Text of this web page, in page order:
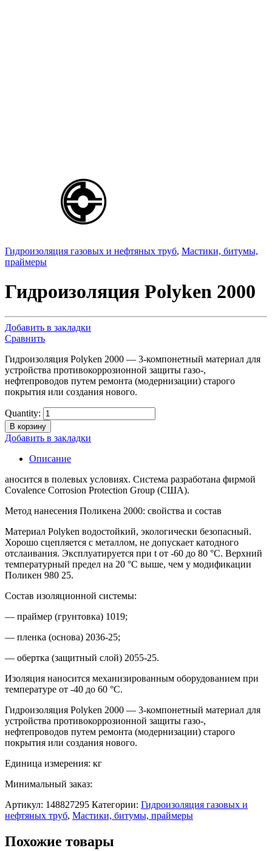
Гидроизоляция газовых и нефтяных труб, Мастики, битумы,
праймеры
Гидроизоляция Polyken 2000
Добавить в закладки
Сравнить
Гидроизоляция Polyken 2000 — 3-компонетный материал для
устройства противокоррозионной защиты газо-,
нефтепроводов путем ремонта (модернизации) старого
покрытия или создания нового.
Quantity:
В корзину
Добавить в закладки
Описание
аносится в полевых условиях. Система разработана фирмой
Covalence Corrosion Protection Group (США).
Метод нанесения Поликена 2000: свойства и состав
Материал Polyken водостойкий, экологически безопасный.
Хорошо сцепляется с металлом, не допускает катодного
отслаивания. Эксплуатируется при t от -60 до 80 °C. Верхний
температурный предел на 20 °C выше, чем у модификации
Поликен 980 25.
Состав изоляционной системы:
— праймер (грунтовка) 1019;
— пленка (основа) 2036-25;
— обертка (защитный слой) 2055-25.
Изоляция наносится механизированным оборудованием при
температуре от -40 до 60 °C.
Гидроизоляция Polyken 2000 — 3-компонетный материал для
устройства противокоррозионной защиты газо-,
нефтепроводов путем ремонта (модернизации) старого
покрытия или создания нового.
Единица измерения: кг
Минимальный заказ:
Артикул: 148827295 Категории: Гидроизоляция газовых и
нефтяных труб, Мастики, битумы, праймеры
Похожие товары